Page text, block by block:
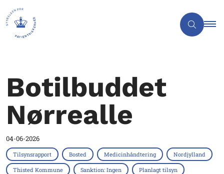
Botilbuddet
Nørrealle
04-06-2026
Tilsynsrapport Bosted Medicinhåndtering Nordjylland
Thisted Kommune Sanktion: Ingen Planlagt tilsyn